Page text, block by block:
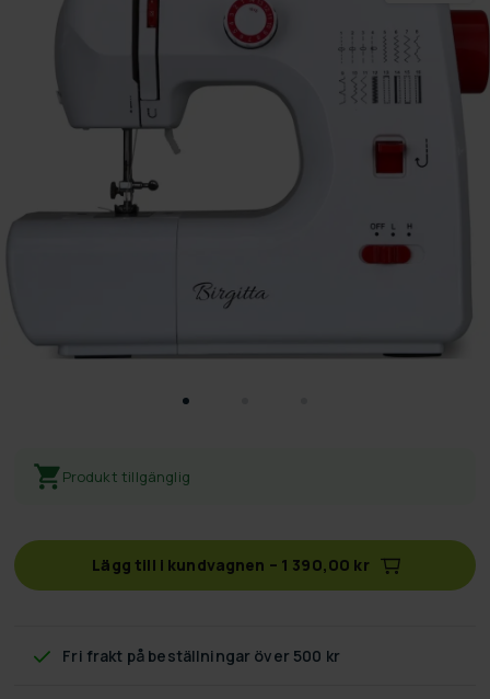
Produkt tillgänglig
Lägg till i kundvagnen – 1 390,00 kr
Fri frakt på beställningar över 500 kr